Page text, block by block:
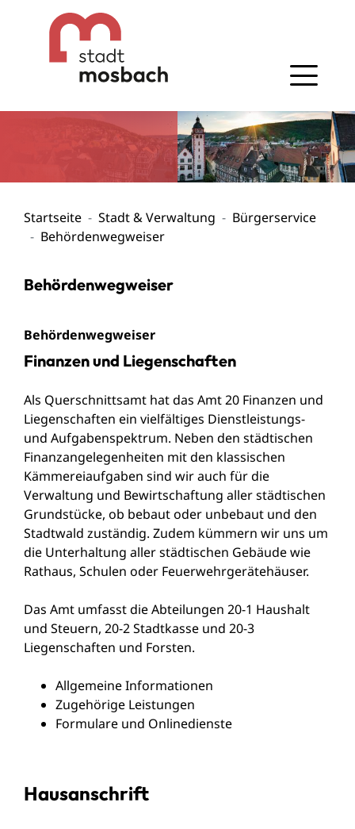
Gehe zum Navigationsbereich
Gehe zum Inhalt
Startseite Stadt & Verwaltung
Bürgerservice
Behördenwegweiser
Behördenwegweiser
Behördenwegweiser
Finanzen und Liegenschaften
Als Querschnittsamt hat das Amt 20 Finanzen und
Liegenschaften ein vielfältiges Dienstleistungs-
und Aufgabenspektrum. Neben den städtischen
Finanzangelegenheiten mit den klassischen
Kämmereiaufgaben sind wir auch für die
Verwaltung und Bewirtschaftung aller städtischen
Grundstücke, ob bebaut oder unbebaut und den
Stadtwald zuständig. Zudem kümmern wir uns um
die Unterhaltung aller städtischen Gebäude wie
Rathaus, Schulen oder Feuerwehrgerätehäuser.
Das Amt umfasst die Abteilungen 20-1 Haushalt
und Steuern, 20-2 Stadtkasse und 20-3
Liegenschaften und Forsten.
Allgemeine Informationen
Zugehörige Leistungen
Formulare und Onlinedienste
Hausanschrift